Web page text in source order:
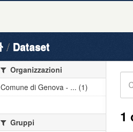
Dataset
1
Organizzazioni
Comune di Genova - ... (1)
Gruppi